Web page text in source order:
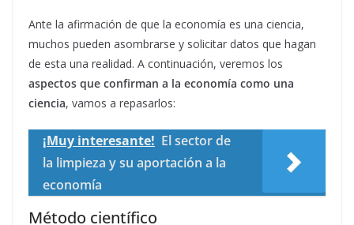
Ante la afirmación de que la economía es una ciencia,
muchos pueden asombrarse y solicitar datos que hagan
de esta una realidad. A continuación, veremos los
aspectos que confirman a la economía como una
ciencia, vamos a repasarlos:
¡Muy interesante! El sector de
la limpieza y su aportación a la
economía
Método científico